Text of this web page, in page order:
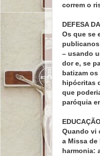
correm o
DEFESA
Os que se
– usando
dor e, se
batizam
hipócritas
que
paróquia
Quando vi
a Missa
harmonia: